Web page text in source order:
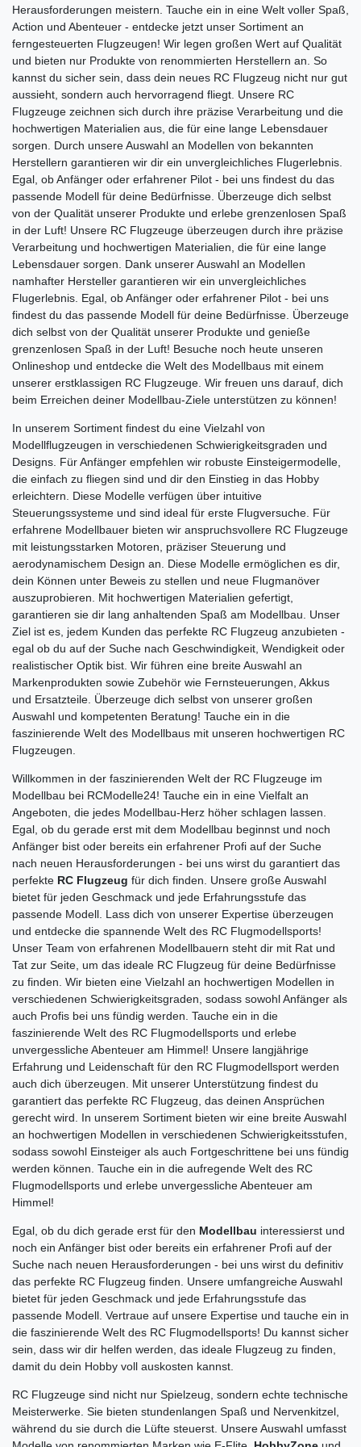
Herausforderungen meistern. Tauche ein in eine Welt voller Spaß,
Action und Abenteuer - entdecke jetzt unser Sortiment an
ferngesteuerten Flugzeugen! Wir legen großen Wert auf Qualität
und bieten nur Produkte von renommierten Herstellern an. So
kannst du sicher sein, dass dein neues RC Flugzeug nicht nur gut
aussieht, sondern auch hervorragend fliegt. Unsere RC
Flugzeuge zeichnen sich durch ihre präzise Verarbeitung und die
hochwertigen Materialien aus, die für eine lange Lebensdauer
sorgen. Durch unsere Auswahl an Modellen von bekannten
Herstellern garantieren wir dir ein unvergleichliches Flugerlebnis.
Egal, ob Anfänger oder erfahrener Pilot - bei uns findest du das
passende Modell für deine Bedürfnisse. Überzeuge dich selbst
von der Qualität unserer Produkte und erlebe grenzenlosen Spaß
in der Luft! Unsere RC Flugzeuge überzeugen durch ihre präzise
Verarbeitung und hochwertigen Materialien, die für eine lange
Lebensdauer sorgen. Dank unserer Auswahl an Modellen
namhafter Hersteller garantieren wir ein unvergleichliches
Flugerlebnis. Egal, ob Anfänger oder erfahrener Pilot - bei uns
findest du das passende Modell für deine Bedürfnisse. Überzeuge
dich selbst von der Qualität unserer Produkte und genieße
grenzenlosen Spaß in der Luft! Besuche noch heute unseren
Onlineshop und entdecke die Welt des Modellbaus mit einem
unserer erstklassigen RC Flugzeuge. Wir freuen uns darauf, dich
beim Erreichen deiner Modellbau-Ziele unterstützen zu können!
In unserem Sortiment findest du eine Vielzahl von
Modellflugzeugen in verschiedenen Schwierigkeitsgraden und
Designs. Für Anfänger empfehlen wir robuste Einsteigermodelle,
die einfach zu fliegen sind und dir den Einstieg in das Hobby
erleichtern. Diese Modelle verfügen über intuitive
Steuerungssysteme und sind ideal für erste Flugversuche. Für
erfahrene Modellbauer bieten wir anspruchsvollere RC Flugzeuge
mit leistungsstarken Motoren, präziser Steuerung und
aerodynamischem Design an. Diese Modelle ermöglichen es dir,
dein Können unter Beweis zu stellen und neue Flugmanöver
auszuprobieren. Mit hochwertigen Materialien gefertigt,
garantieren sie dir lang anhaltenden Spaß am Modellbau. Unser
Ziel ist es, jedem Kunden das perfekte RC Flugzeug anzubieten -
egal ob du auf der Suche nach Geschwindigkeit, Wendigkeit oder
realistischer Optik bist. Wir führen eine breite Auswahl an
Markenprodukten sowie Zubehör wie Fernsteuerungen, Akkus
und Ersatzteile. Überzeuge dich selbst von unserer großen
Auswahl und kompetenten Beratung! Tauche ein in die
faszinierende Welt des Modellbaus mit unseren hochwertigen RC
Flugzeugen.
Willkommen in der faszinierenden Welt der RC Flugzeuge im
Modellbau bei RCModelle24! Tauche ein in eine Vielfalt an
Angeboten, die jedes Modellbau-Herz höher schlagen lassen.
Egal, ob du gerade erst mit dem Modellbau beginnst und noch
Anfänger bist oder bereits ein erfahrener Profi auf der Suche
nach neuen Herausforderungen - bei uns wirst du garantiert das
perfekte RC Flugzeug für dich finden. Unsere große Auswahl
bietet für jeden Geschmack und jede Erfahrungsstufe das
passende Modell. Lass dich von unserer Expertise überzeugen
und entdecke die spannende Welt des RC Flugmodellsports!
Unser Team von erfahrenen Modellbauern steht dir mit Rat und
Tat zur Seite, um das ideale RC Flugzeug für deine Bedürfnisse
zu finden. Wir bieten eine Vielzahl an hochwertigen Modellen in
verschiedenen Schwierigkeitsgraden, sodass sowohl Anfänger als
auch Profis bei uns fündig werden. Tauche ein in die
faszinierende Welt des RC Flugmodellsports und erlebe
unvergessliche Abenteuer am Himmel! Unsere langjährige
Erfahrung und Leidenschaft für den RC Flugmodellsport werden
auch dich überzeugen. Mit unserer Unterstützung findest du
garantiert das perfekte RC Flugzeug, das deinen Ansprüchen
gerecht wird. In unserem Sortiment bieten wir eine breite Auswahl
an hochwertigen Modellen in verschiedenen Schwierigkeitsstufen,
sodass sowohl Einsteiger als auch Fortgeschrittene bei uns fündig
werden können. Tauche ein in die aufregende Welt des RC
Flugmodellsports und erlebe unvergessliche Abenteuer am
Himmel!
Egal, ob du dich gerade erst für den Modellbau interessierst und
noch ein Anfänger bist oder bereits ein erfahrener Profi auf der
Suche nach neuen Herausforderungen - bei uns wirst du definitiv
das perfekte RC Flugzeug finden. Unsere umfangreiche Auswahl
bietet für jeden Geschmack und jede Erfahrungsstufe das
passende Modell. Vertraue auf unsere Expertise und tauche ein in
die faszinierende Welt des RC Flugmodellsports! Du kannst sicher
sein, dass wir dir helfen werden, das ideale Flugzeug zu finden,
damit du dein Hobby voll auskosten kannst.
RC Flugzeuge sind nicht nur Spielzeug, sondern echte technische
Meisterwerke. Sie bieten stundenlangen Spaß und Nervenkitzel,
während du sie durch die Lüfte steuerst. Unsere Auswahl umfasst